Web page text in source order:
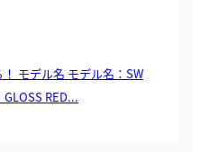
モデル名 モデル名：SW
RED...